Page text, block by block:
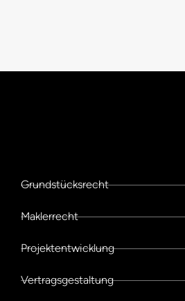
Grundstücksrecht
Maklerrecht
Projektentwicklung
Vertragsgestaltung